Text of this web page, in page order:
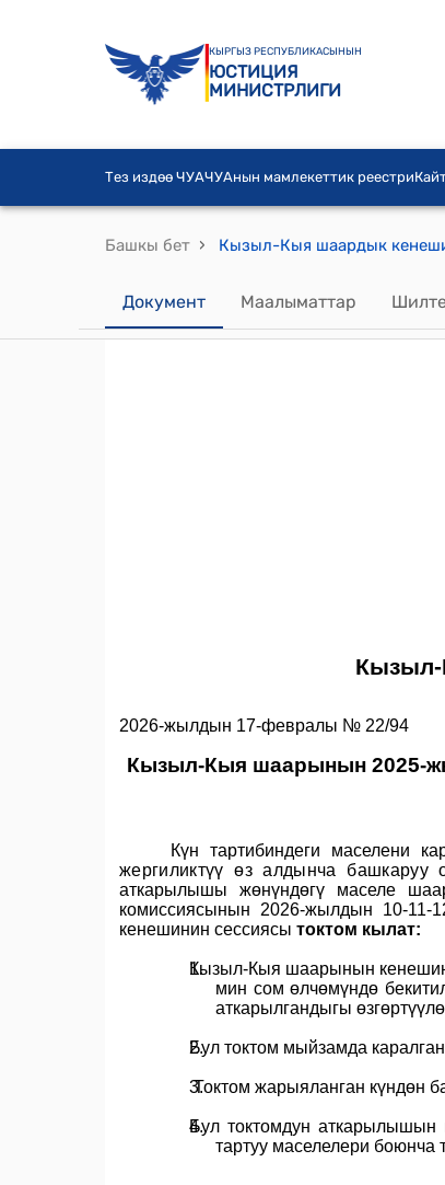
КЫРГЫЗ РЕСПУБЛИКАСЫНЫН
ЮСТИЦИЯ
МИНИСТРЛИГИ
Тез издөө ЧУАЧУАнын мамлекеттик реестри
Башкы бет ›
Документ Маалыматтар